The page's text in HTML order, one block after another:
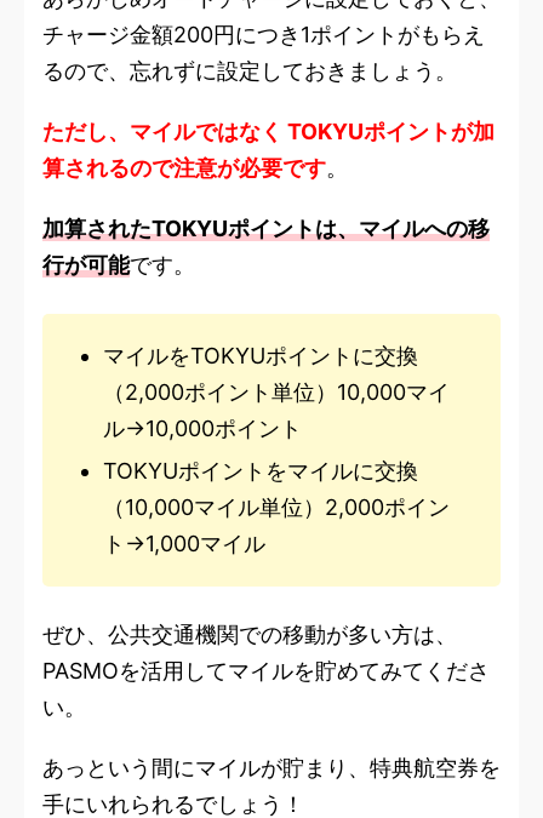
チャージ金額200円につき1ポイントがもらえ
るので、忘れずに設定しておきましょう。
ただし、マイルではなく TOKYUポイントが加
算されるので注意が必要です。
加算されたTOKYUポイントは、マイルへの移
行が可能です。
マイルをTOKYUポイントに交換
（2,000ポイント単位）10,000マイ
ル→10,000ポイント
TOKYUポイントをマイルに交換
（10,000マイル単位）2,000ポイン
ト→1,000マイル
ぜひ、公共交通機関での移動が多い方は、
PASMOを活用してマイルを貯めてみてくださ
い。
あっという間にマイルが貯まり、特典航空券を
手にいれられるでしょう！